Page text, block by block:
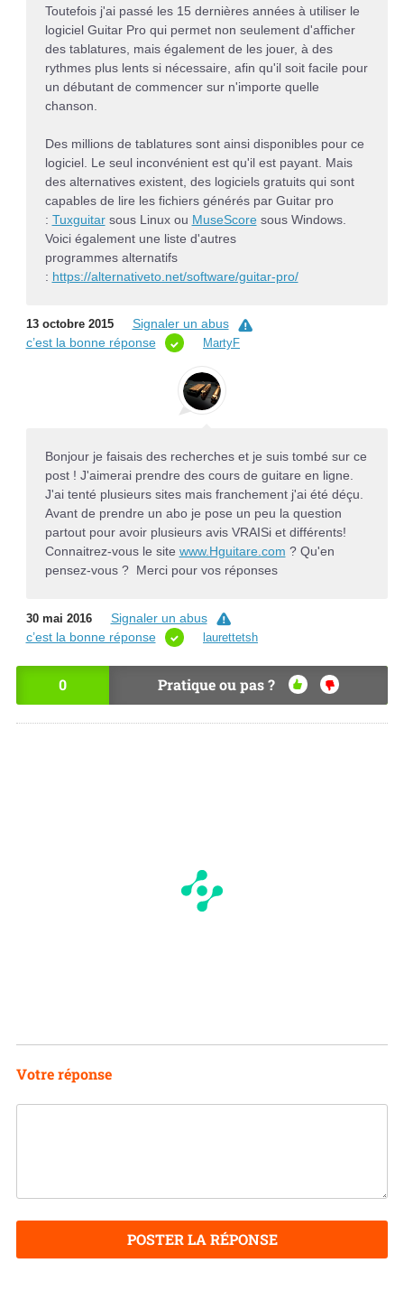
Toutefois j'ai passé les 15 dernières années à utiliser le
logiciel Guitar Pro qui permet non seulement d'afficher
des tablatures, mais également de les jouer, à des
rythmes plus lents si nécessaire, afin qu'il soit facile pour
un débutant de commencer sur n'importe quelle
chanson.
Des millions de tablatures sont ainsi disponibles pour ce
logiciel. Le seul inconvénient est qu'il est payant. Mais
des alternatives existent, des logiciels gratuits qui sont
capables de lire les fichiers générés par Guitar pro
: Tuxguitarsous Linux ou MuseScoresous Windows.
Voici également une liste d'autres
programmes alternatifs
: https://alternativeto.net/software/guitar-pro/
13 octobre 2015
Signaler un abus
c’est la bonne réponse
MartyF
Bonjour je faisais des recherches et je suis tombé sur ce
post ! J'aimerai prendre des cours de guitare en ligne.
J'ai tenté plusieurs sites mais franchement j'ai été déçu.
Avant de prendre un abo je pose un peu la question
partout pour avoir plusieurs avis VRAISi et différents!
Connaitrez-vous le site www.Hguitare.com ? Qu'en
pensez-vous ? Merci pour vos réponses
30 mai 2016
Signaler un abus
c’est la bonne réponse
laurettetsh
0 Pratique ou pas ?
OU
I
NO
Votre réponse
POSTER LA RÉPONSE